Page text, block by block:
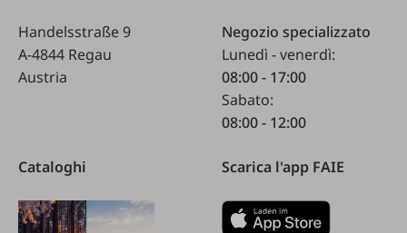
Handelsstraße 9
A-4844 Regau
Austria
Negozio specializzato
Lunedì - venerdì:
08:00 - 17:00
Sabato:
08:00 - 12:00
Cataloghi Scarica l'app FAIE